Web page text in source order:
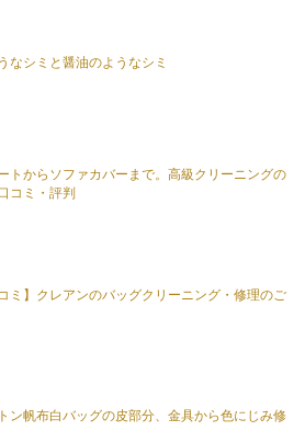
なシミと醤油のようなシミ
トからソファカバーまで。高級クリーニングの
コミ・評判
ミ】クレアンのバッグクリーニング・修理のご
ン帆布白バッグの皮部分、金具から色にじみ修